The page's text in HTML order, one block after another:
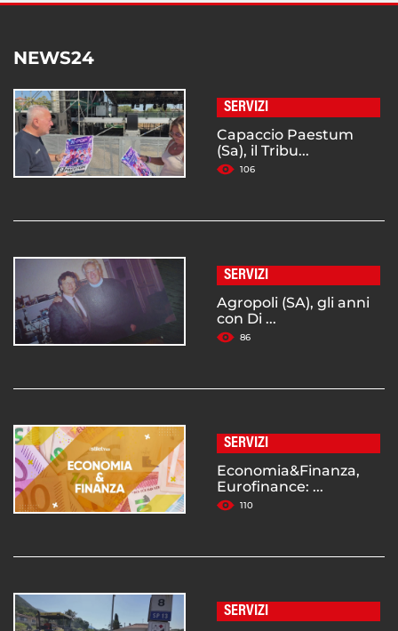
NEWS24
SERVIZI
Capaccio Paestum
(Sa), il Tribu...
106
SERVIZI
Agropoli (SA), gli anni
con Di ...
86
SERVIZI
Economia&Finanza,
Eurofinance: ...
110
SERVIZI